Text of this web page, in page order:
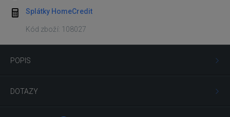
Splátky HomeCredit
Kód zboží: 108027
POPIS
DOTAZY